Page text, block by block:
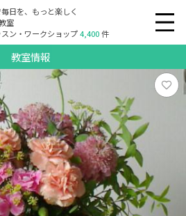
日を、もっと楽しく
室
ン・ワークショップ4,400件
教室情報